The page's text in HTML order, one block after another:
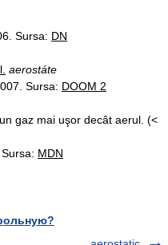
Sursa: DN
aerostáte
Sursa: DOOM 2
gaz mai uşor decât aerul. (<
MDN